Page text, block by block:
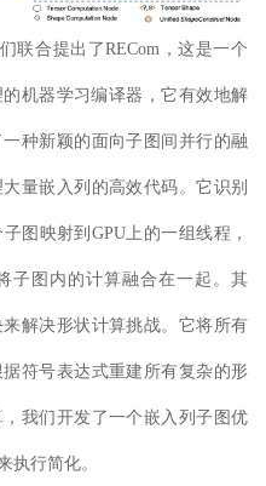
联合提出了RECom，这是一个
的机器学习编译器 ，它有效地解
种新颖的面向子图间并行的融
大量嵌入列的高效代码。它识别
图映射到GPU上的一组线程，
子图内的计算融合在一起。其
解决形状计算挑战。它将所有
据符号表达式重建所有复杂的形
我们开发了一个嵌入列子图优
执行简化。